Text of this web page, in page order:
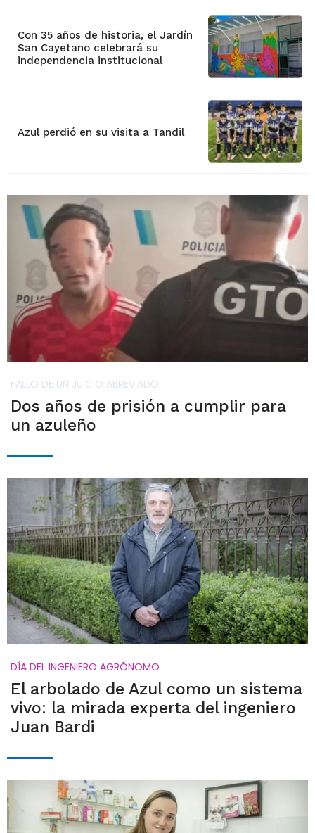
Con 35 años de historia, el Jardín
San Cayetano celebrará su
independencia institucional
Azul perdió en su visita a Tandil
FALLO DE UN JUICIO ABREVIADO
Dos años de prisión a cumplir para
un azuleño
DÍA DEL INGENIERO AGRÓNOMO
El arbolado de Azul como un sistema
vivo: la mirada experta del ingeniero
Juan Bardi